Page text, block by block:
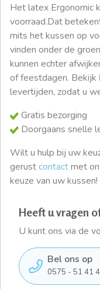
Het latex Ergonomic
voorraad.Dat
mits het kussen op
vinden onder de
kunnen echter
of feestdagen. Bekijk
levertijden, zodat u
Gratis bezorging
Doorgaans snelle
Wilt u hulp bij uw
gerustcontactmet
keuze van uw kussen!
Heeft u vragen
U kunt ons via de
Bel ons op
0575 - 51 41